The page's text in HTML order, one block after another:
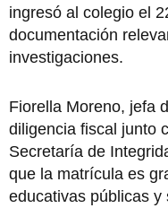
ingresó al colegio el
documentación
investigaciones.
Fiorella Moreno, jefa
diligencia fiscal junto
Secretaría de
que la matrícula es
educativas públicas